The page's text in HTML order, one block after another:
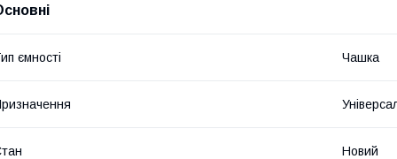
ємності Чашка
Новий